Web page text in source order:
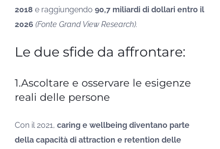
2018 e raggiungendo 90,7 miliardi di dollari entro il
2026 (Fonte Grand View Research).
Le due sfide da affrontare:
1.Ascoltare e osservare le esigenze
reali delle persone
Con il 2021, caring e wellbeing diventano parte
della capacità di attraction e retention delle